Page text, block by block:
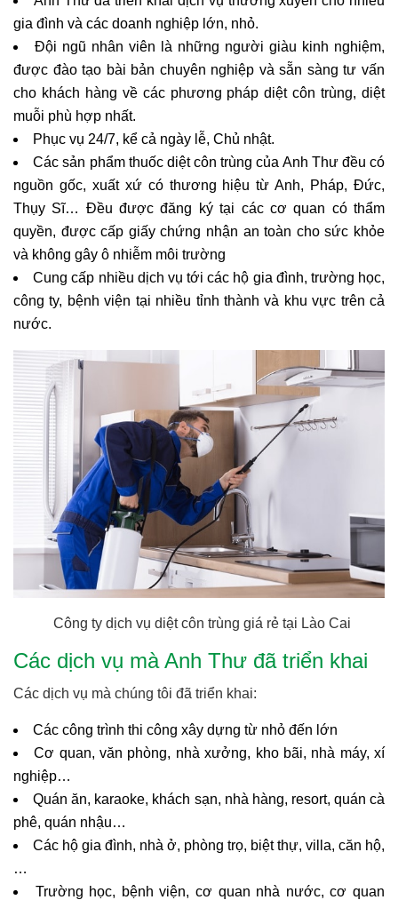
gia đình và các doanh nghiệp lớn, nhỏ.
Đội ngũ nhân viên là những người giàu kinh nghiệm,
được đào tạo bài bản chuyên nghiệp và sẵn sàng tư vấn
cho khách hàng về các phương pháp diệt côn trùng, diệt
muỗi phù hợp nhất.
Phục vụ 24/7, kể cả ngày lễ, Chủ nhật.
Các sản phẩm thuốc diệt côn trùng của Anh Thư đều có
nguồn gốc, xuất xứ có thương hiệu từ Anh, Pháp, Đức,
Thụy Sĩ… Đều được đăng ký tại các cơ quan có thẩm
quyền, được cấp giấy chứng nhận an toàn cho sức khỏe
và không gây ô nhiễm môi trường
Cung cấp nhiều dịch vụ tới các hộ gia đình, trường học,
công ty, bệnh viện tại nhiều tỉnh thành và khu vực trên cả
nước.
Công ty dịch vụ diệt côn trùng giá rẻ tại Lào Cai
Các dịch vụ mà Anh Thư đã triển khai
Các dịch vụ mà chúng tôi đã triển khai:
Các công trình thi công xây dựng từ nhỏ đến lớn
Cơ quan, văn phòng, nhà xưởng, kho bãi, nhà máy, xí
nghiệp…
Quán ăn, karaoke, khách sạn, nhà hàng, resort, quán cà
phê, quán nhậu…
Các hộ gia đình, nhà ở, phòng trọ, biệt thự, villa, căn hộ,
…
Trường học, bệnh viện, cơ quan nhà nước, cơ quan